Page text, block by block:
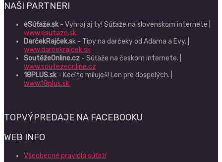
NAŠI PARTNERI
eSúťaže.sk- Vyhraj aj ty! Súťaže na slovenskom internete |
www.esutaze.sk
DarčekRajček.sk - Tipy na darčeky od Adama a Evy. |
www.darcekrajcek.sk
SoutěžeOnline.cz - Súťaže na českom internete. |
www.soutezeonline.cz
18PLUS.sk- Keď to miluješ! Len pre dospelých. |
www.18plus.sk
TOPVÝPREDAJE NA FACEBOOKU
WEB INFO
Všeobecné pravidlá súťaží